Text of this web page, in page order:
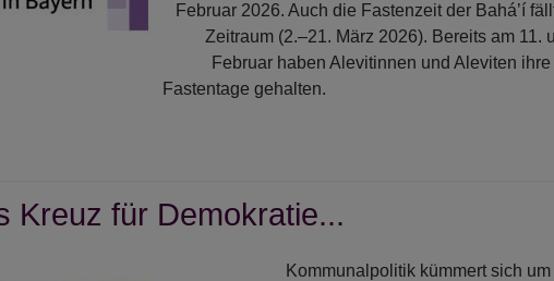
Februar 2026. Auch die Fastenzeit der Bahá’í
Zeitraum (2.–21. März 2026). Bereits am 11.
Februar haben Alevitinnen und Aleviten
Fastentage gehalten.
Kreuz für Demokratie...
Kommunalpolitik kümmert sich um